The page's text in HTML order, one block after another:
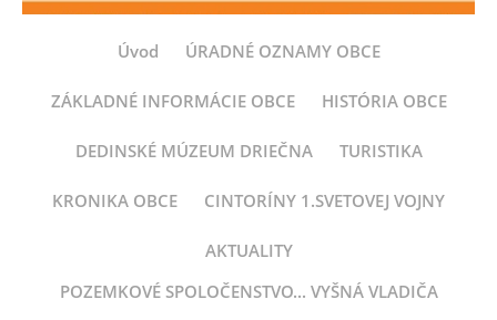
Úvod ÚRADNÉ OZNAMY OBCE
ZÁKLADNÉ INFORMÁCIE OBCE HISTÓRIA OBCE
DEDINSKÉ MÚZEUM DRIEČNA TURISTIKA
KRONIKA OBCE CINTORÍNY 1.SVETOVEJ VOJNY
AKTUALITY
POZEMKOVÉ SPOLOČENSTVO... VYŠNÁ VLADIČA